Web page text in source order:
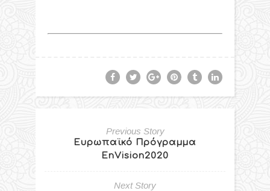
Previous Story
Ευρωπαϊκό Πρόγραμμα
EnVision2020
Next Story